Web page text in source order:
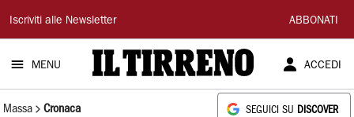
Il
Tirreno
Iscriviti alle Newsletter ABBONATI
MENU ACCEDI
Massa Cronaca SEGUICI SU DISCOVER